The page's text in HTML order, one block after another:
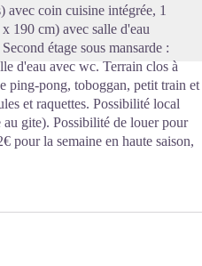
avec coin cuisine intégrée, 1
190 cm) avec salle d'eau
étage sous mansarde :
d'eau avec wc. Terrain clos à
ping-pong, toboggan, petit train et
et raquettes. Possibilité local
gite). Possibilité de louer pour
pour la semaine en haute saison,